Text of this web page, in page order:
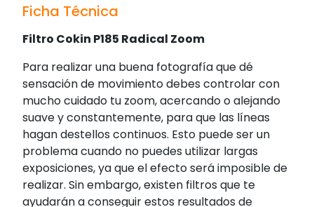
Ficha Técnica
Filtro Cokin P185 Radical Zoom
Para realizar una buena fotografía que dé
sensación de movimiento debes controlar con
mucho cuidado tu zoom, acercando o alejando
suave y constantemente, para que las líneas
hagan destellos continuos. Esto puede ser un
problema cuando no puedes utilizar largas
exposiciones, ya que el efecto será imposible de
realizar. Sin embargo, existen filtros que te
ayudarán a conseguir estos resultados de